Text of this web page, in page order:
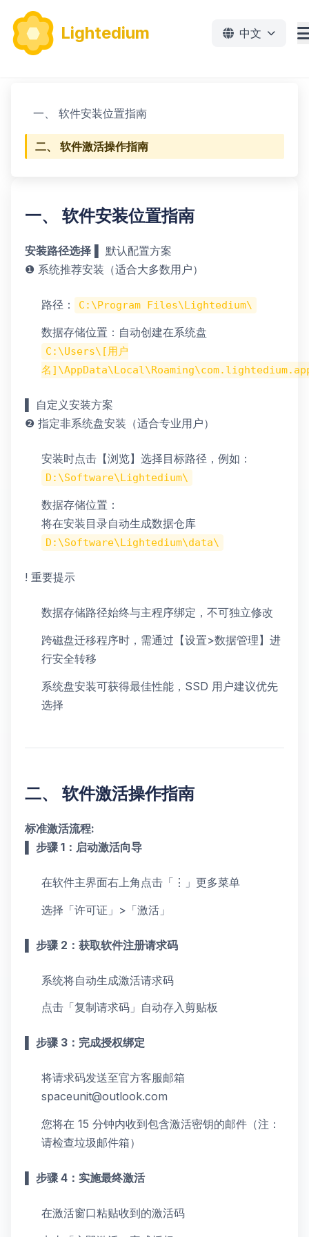
Lightedium 中文
价格
教程
免费下载
一、 软件安装位置指南
二、 软件激活操作指南
一、 软件安装位置指南
安装路径选择 ▌ 默认配置方案
❶ 系统推荐安装（适合大多数用户）
路径： C:\Program Files\Lightedium\
数据存储位置：自动创建在系统盘
C:\Users\[用户
名
▌ 自定义安装方案
❷ 指定非系统盘安装（适合专业用户）
安装时点击【浏览】选择目标路径，例如：
D:\Software\Lightedium\
数据存储位置：
将在安装目录自动生成数据仓库
D:\Software\Lightedium\data\
! 重要提示
数据存储路径始终与主程序绑定，不可独立修改
跨磁盘迁移程序时，需通过【设置>数据管理】进
行安全转移
系统盘安装可获得最佳性能，SSD 用户建议优先
选择
二、 软件激活操作指南
标准激活流程:
步骤 1：启动激活向导
在软件主界面右上角点击「⋮」更多菜单
选择「许可证」>「激活」
步骤 2：获取软件注册请求码
系统将自动生成激活请求码
点击「复制请求码」自动存入剪贴板
步骤 3：完成授权绑定
将请求码发送至官方客服邮箱
spaceunit@outlook.com
您将在 15 分钟内收到包含激活密钥的邮件（注：
请检查垃圾邮件箱）
步骤 4：实施最终激活
在激活窗口粘贴收到的激活码